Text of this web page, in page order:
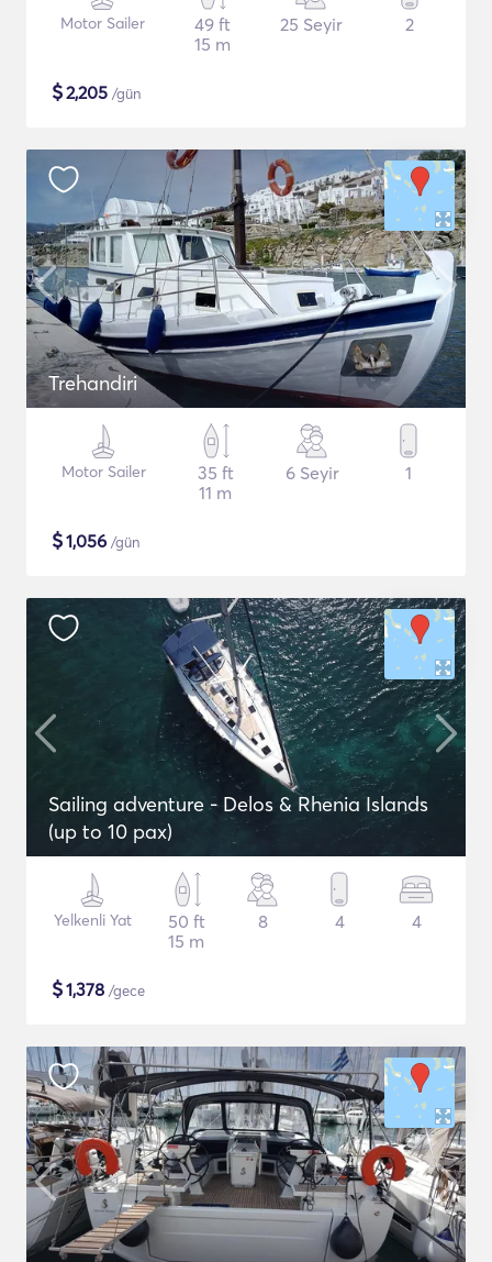
Motor Sailer
49 ft
15 m
25 Seyir 2
$2,205 /gün
Trehandiri
Motor Sailer
35 ft
11 m
6 Seyir 1
$1,056 /gün
Sailing adventure - Delos & Rhenia Islands
(up to 10 pax)
Yelkenli Yat
50 ft
15 m
8 4 4
$1,378 /gece